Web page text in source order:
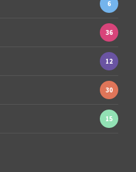
6
36
12
30
15